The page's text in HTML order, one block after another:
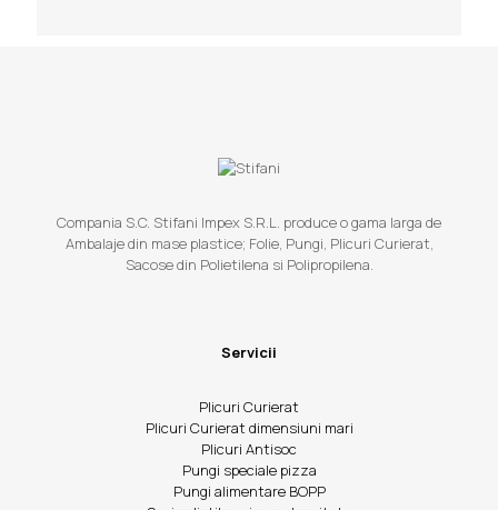
Compania S.C. Stifani Impex S.R.L. produce o gama larga de
Ambalaje din mase plastice; Folie, Pungi, Plicuri Curierat,
Sacose din Polietilena si Polipropilena.
Servicii
Plicuri Curierat
Plicuri Curierat dimensiuni mari
Plicuri Antisoc
Pungi speciale pizza
Pungi alimentare BOPP